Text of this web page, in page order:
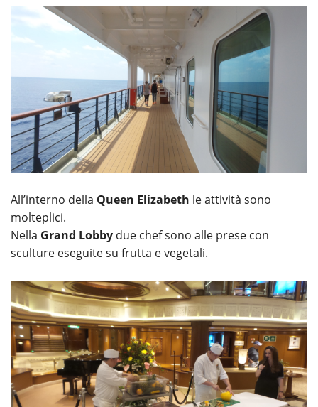
All’interno della Queen Elizabeth le attività sono
molteplici.
Nella Grand Lobby due chef sono alle prese con
sculture eseguite su frutta e vegetali.